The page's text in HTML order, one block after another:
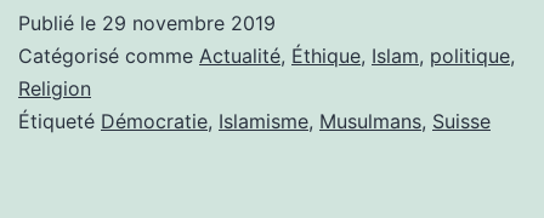
Publié le 29 novembre 2019
Catégorisé comme Actualité, Éthique, Islam, politique,
Religion
Étiqueté Démocratie, Islamisme, Musulmans, Suisse